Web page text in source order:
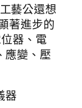
藝公還想
著進步的
器、電
應變、壓
器